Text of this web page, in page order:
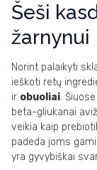
Šeši
žarnynui
Norint palaikyti
ieškoti retų
ir obuoliai.
beta-gliukanai
veikia kaip
padeda joms
yra gyvybiškai